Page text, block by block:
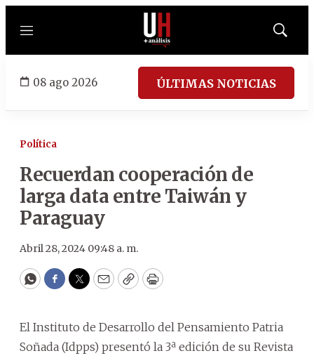
Menú
Mostrar
08 ago 2026 ÚLTIMAS NOTICIAS
Política
Recuerdan cooperación de
larga data entre Taiwán y
Paraguay
Abril 28, 2024 09:48 a. m.
WhatsApp
Facebook
Twitter
EmailCopyPrint
El Instituto de Desarrollo del Pensamiento Patria
Soñada (Idpps) presentó la 3ª edición de su Revista